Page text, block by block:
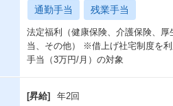
通勤手当 残業手当
法定福利（健康保険、介護保険、
当、その他） ※借上げ社宅制度を
手当（3万円/月）の対象
[昇給]
年2回